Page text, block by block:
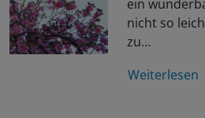
ein
nicht so
zu…
Weiterlesen